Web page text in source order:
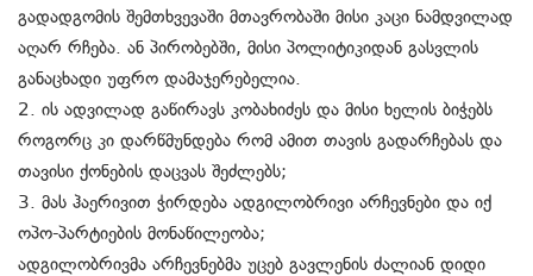
გადადგომის შემთხვევაში მთავრობაში მისი კაცი ნამდვილად
აღარ რჩება. ან პირობებში, მისი პოლიტიკიდან გასვლის
განაცხადი უფრო დამაჯერებელია.
2. ის ადვილად გაწირავს კობახიძეს და მისი ხელის ბიჭებს
როგორც კი დარწმუნდება რომ ამით თავის გადარჩებას და
თავისი ქონების დაცვას შეძლებს;
3. მას ჰაერივით ჭირდება ადგილობრივი არჩევნები და იქ
ოპო-პარტიების მონაწილეობა;
ადგილობრივმა არჩევნებმა უცებ გავლენის ძალიან დიდი